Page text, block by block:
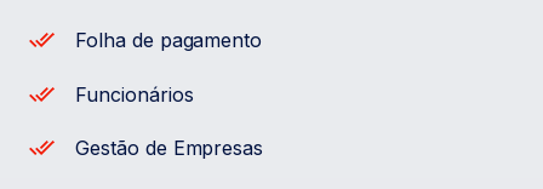
Folha de pagamento
Funcionários
Gestão de Empresas